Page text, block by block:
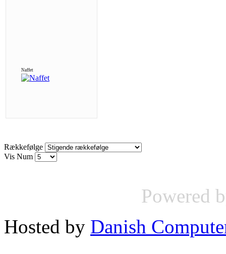
Naffet
Rækkefølge
Vis Num
Powered
Hosted by Danish